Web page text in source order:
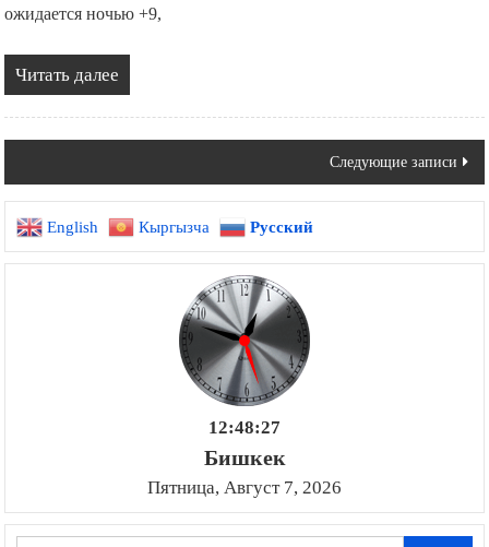
ожидается ночью +9,
Читать далее
по
записям
Следующие записи
English Кыргызча Русский
12:48:28
Бишкек
Пятница, Август 7, 2026